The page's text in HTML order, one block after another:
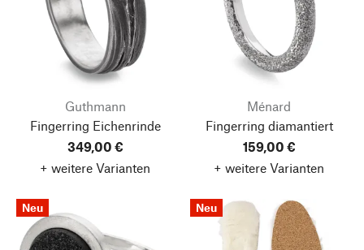
Guthmann
Fingerring Eichenrinde
349,00 €
+ weitere Varianten
Ménard
Fingerring diamantiert
159,00 €
+ weitere Varianten
Neu Neu